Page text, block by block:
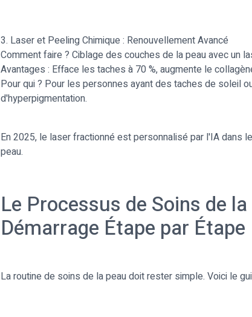
3. Laser et Peeling Chimique : Renouvellement Avancé
Comment faire ? Ciblage des couches de la peau avec un
Avantages : Efface les taches à 70 %, augmente le
Pour qui ? Pour les personnes ayant des taches de soleil
d'hyperpigmentation.
En 2025, le laser fractionné est personnalisé par l'IA dans
peau.
Le Processus de Soins de
Démarrage Étape par Étape
La routine de soins de la peau doit rester simple. Voici le